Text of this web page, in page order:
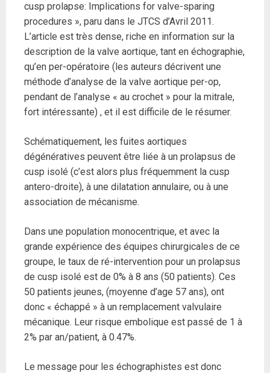
cusp prolapse: Implications for valve-sparing
procedures », paru dans le JTCS d’Avril 2011.
L’article est très dense, riche en information sur la
description de la valve aortique, tant en échographie,
qu’en per-opératoire (les auteurs décrivent une
méthode d’analyse de la valve aortique per-op,
pendant de l’analyse « au crochet » pour la mitrale,
fort intéressante) , et il est difficile de le résumer.
Schématiquement, les fuites aortiques
dégénératives peuvent être liée à un prolapsus de
cusp isolé (c’est alors plus fréquemment la cusp
antero-droite), à une dilatation annulaire, ou à une
association de mécanisme.
Dans une population monocentrique, et avec la
grande expérience des équipes chirurgicales de ce
groupe, le taux de ré-intervention pour un prolapsus
de cusp isolé est de 0% à 8 ans (50 patients). Ces
50 patients jeunes, (moyenne d’age 57 ans), ont
donc « échappé » à un remplacement valvulaire
mécanique. Leur risque embolique est passé de 1 à
2% par an/patient, à 0.47%.
Le message pour les échographistes est donc